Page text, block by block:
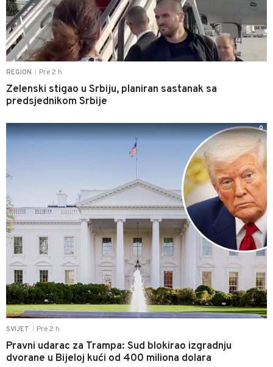
REGION Pre 2 h
Zelenski stigao u Srbiju, planiran sastanak sa
predsjednikom Srbije
SVIJET Pre 2 h
Pravni udarac za Trampa: Sud blokirao izgradnju
dvorane u Bijeloj kući od 400 miliona dolara
0